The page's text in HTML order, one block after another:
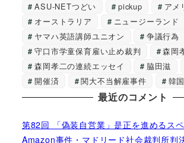
ASU-NETつどい pickup
アメ
オーストラリア
ニュージーランド
ヤマハ英語講師ユニオン
争議行為
守口市学童保育雇い止め裁判
森岡
森岡孝二の連続エッセイ
脇田滋
開催済
関大不当解雇事件 韓国
最近のコメント
第82回 「偽装自営業」是正を進めるスペ
Amazon事件・マドリード社会裁判所判